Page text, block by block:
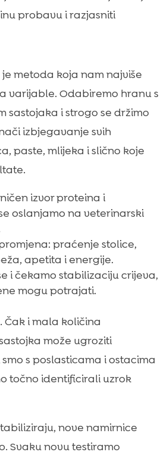
probavu i razjasniti
metoda koja nam najviše
varijable. Odabiremo hranu s
sastojaka i strogo se držimo
izbjegavanje svih
paste, mlijeka i slično koje
izvor proteina i
oslanjamo na veterinarski
praćenje stolice,
apetita i energije.
i čekamo stabilizaciju crijeva,
mogu potrajati.
Čak i mala količina
može ugroziti
s poslasticama i ostacima
točno identificirali uzrok
nove namirnice
Svaku novu testiramo